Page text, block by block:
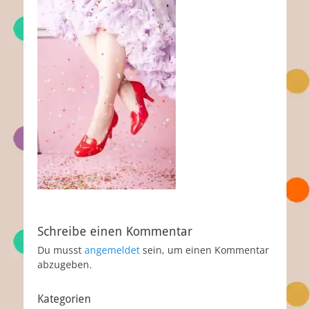
Schreibe einen Kommentar
Du musst angemeldet sein, um einen Kommentar
abzugeben.
Kategorien